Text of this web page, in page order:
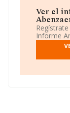
La sociedad
identificación
Calle
Murcia.
En base a la
nacional
Ver el
Informe